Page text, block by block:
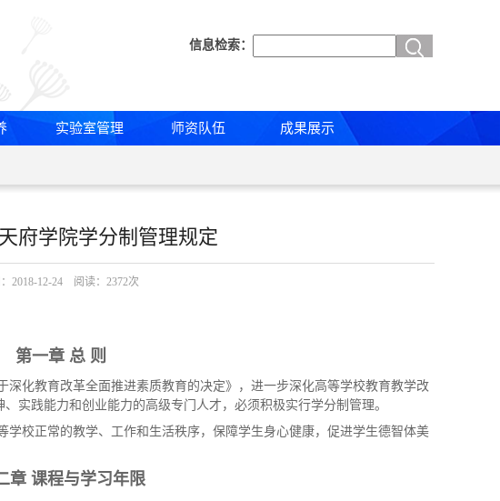
信息检索：
实验室管理 师资队伍 成果展示
府学院学分制管理规定
2018-12-24 阅读： 2372次
第一章 总 则
深化教育改革全面推进素质教育的决定》，进一步深化高等学校教育教学改
实践能力和创业能力的高级专门人才，必须积极实行学分制管理。
学校正常的教学、工作和生活秩序，保障学生身心健康，促进学生德智体美
章 课程与学习年限